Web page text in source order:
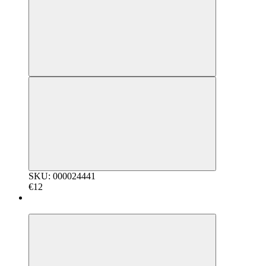
SKU: 000024441
€12